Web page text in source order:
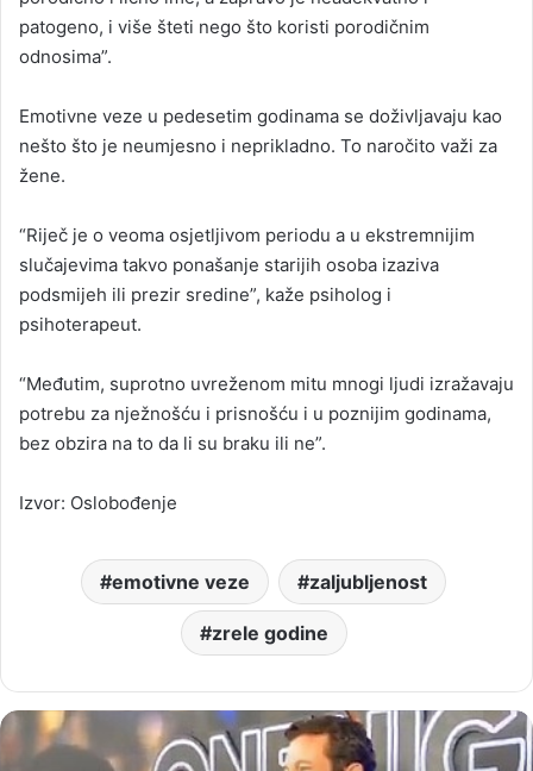
patogeno, i više šteti nego što koristi porodičnim
odnosima”.
Emotivne veze u pedesetim godinama se doživljavaju kao
nešto što je neumjesno i neprikladno. To naročito važi za
žene.
“Riječ je o veoma osjetljivom periodu a u ekstremnijim
slučajevima takvo ponašanje starijih osoba izaziva
podsmijeh ili prezir sredine”, kaže psiholog i
psihoterapeut.
“Međutim, suprotno uvreženom mitu mnogi ljudi izražavaju
potrebu za nježnošću i prisnošću i u poznijim godinama,
bez obzira na to da li su braku ili ne”.
Izvor: Oslobođenje
emotivne veze zaljubljenost
zrele godine